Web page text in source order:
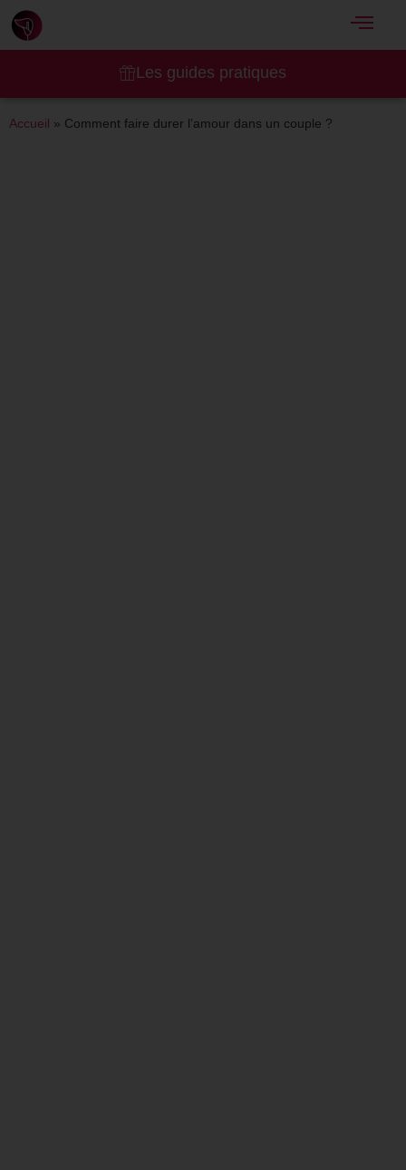
Les guides pratiques
Accueil » Comment faire durer l’amour dans un couple ?